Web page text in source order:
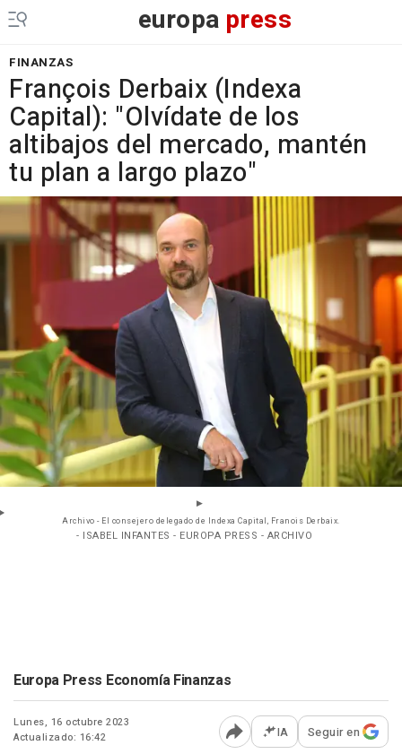
europa press
FINANZAS
François Derbaix (Indexa
Capital): "Olvídate de los
altibajos del mercado, mantén
tu plan a largo plazo"
Archivo - El consejero delegado de Indexa Capital, Franois Derbaix.
- ISABEL INFANTES - EUROPA PRESS - ARCHIVO
Europa Press Economía Finanzas
Lunes, 16 octubre 2023
Actualizado: 16:42
Abrir opciones para
IA Seguir en